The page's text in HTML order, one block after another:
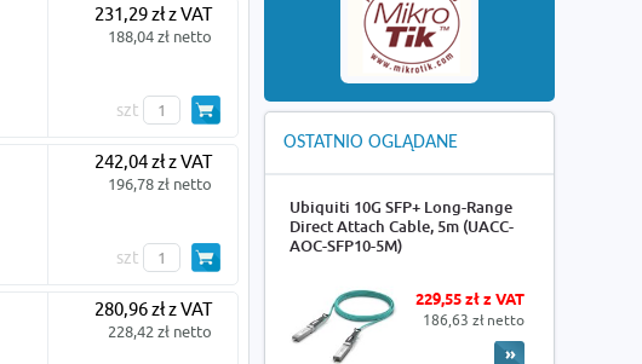
231,29 zł z VAT
188,04 zł netto
szt
242,04 zł z VAT
196,78 zł netto
szt
280,96 zł z VAT
228,42 zł netto
OSTATNIO OGLĄDANE
Ubiquiti 10G SFP+ Long-Range
Direct Attach Cable, 5m (UACC-
AOC-SFP10-5M)
229,55 zł z VAT
186,63 zł netto